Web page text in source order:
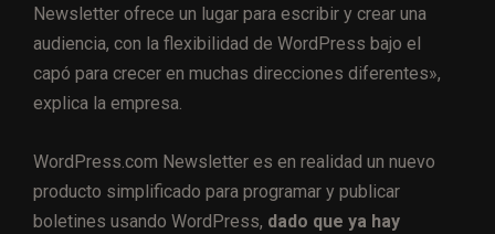
Newsletter ofrece un lugar para escribir y crear una
audiencia, con la flexibilidad de WordPress bajo el
capó para crecer en muchas direcciones diferentes»,
explica la empresa.
WordPress.com Newsletter es en realidad un nuevo
producto simplificado para programar y publicar
boletines usando WordPress, dado que ya hay